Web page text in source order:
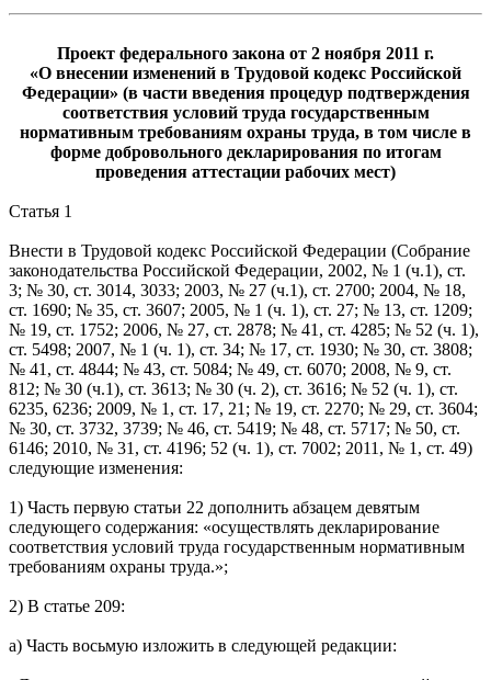
Проект федерального закона от 2 ноября 2011 г.
«О внесении изменений в Трудовой кодекс Российской
Федерации» (в части введения процедур подтверждения
соответствия условий труда государственным
нормативным требованиям охраны труда, в том числе в
форме добровольного декларирования по итогам
проведения аттестации рабочих мест)
Статья 1
Внести в Трудовой кодекс Российской Федерации (Собрание
законодательства Российской Федерации, 2002, № 1 (ч.1), ст.
3; № 30, ст. 3014, 3033; 2003, № 27 (ч.1), ст. 2700; 2004, № 18,
ст. 1690; № 35, ст. 3607; 2005, № 1 (ч. 1), ст. 27; № 13, ст. 1209;
№ 19, ст. 1752; 2006, № 27, ст. 2878; № 41, ст. 4285; № 52 (ч. 1),
ст. 5498; 2007, № 1 (ч. 1), ст. 34; № 17, ст. 1930; № 30, ст. 3808;
№ 41, ст. 4844; № 43, ст. 5084; № 49, ст. 6070; 2008, № 9, ст.
812; № 30 (ч.1), ст. 3613; № 30 (ч. 2), ст. 3616; № 52 (ч. 1), ст.
6235, 6236; 2009, № 1, ст. 17, 21; № 19, ст. 2270; № 29, ст. 3604;
№ 30, ст. 3732, 3739; № 46, ст. 5419; № 48, ст. 5717; № 50, ст.
6146; 2010, № 31, ст. 4196; 52 (ч. 1), ст. 7002; 2011, № 1, ст. 49)
следующие изменения:
1) Часть первую статьи 22 дополнить абзацем девятым
следующего содержания: «осуществлять декларирование
соответствия условий труда государственным нормативным
требованиям охраны труда.»;
2) В статье 209:
а) Часть восьмую изложить в следующей редакции: